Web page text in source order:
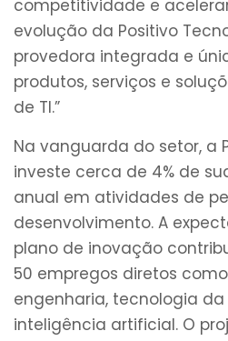
competitividade e
evolução da Positivo
provedora integrada e
produtos, serviços e
de TI.”
Na vanguarda do setor, a
investe cerca de 4% de
anual em atividades de
desenvolvimento. A
plano de inovação
50 empregos diretos
engenharia, tecnologia
inteligência artificial. O